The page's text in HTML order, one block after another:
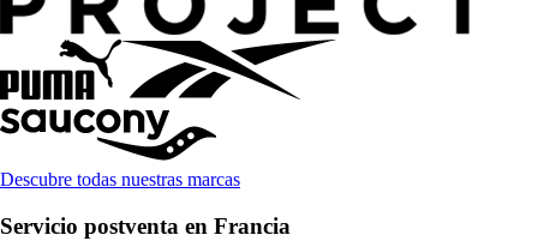
Descubre todas nuestras marcas
Servicio postventa en Francia